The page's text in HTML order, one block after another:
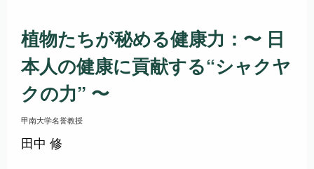
植物たちが秘める健康力：〜 日
本人の健康に貢献する“シャクヤ
クの力” 〜
甲南大学名誉教授
田中 修